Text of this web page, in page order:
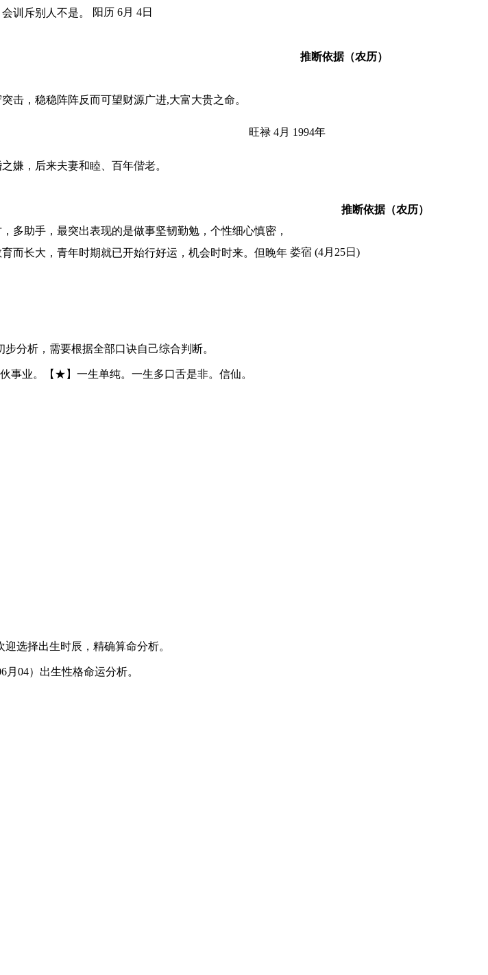
训斥别人不是。
阳历 6月 4日
推断依据（农历）
击，稳稳阵阵反而可望财源广进,大富大贵之命。
嫌，后来夫妻和睦、百年偕老。
旺禄 4月 1994年
推断依据（农历）
多助手，最突出表现的是做事坚韧勤勉，个性细心慎密，
而长大，青年时期就已开始行好运，机会时时来。但晚年 娄宿 (4月25日)
分析，需要根据全部口诀自己综合判断。
事业。【★】一生单纯。一生多口舌是非。信仙。
选择出生时辰，精确算命分析。
04）出生性格命运分析。